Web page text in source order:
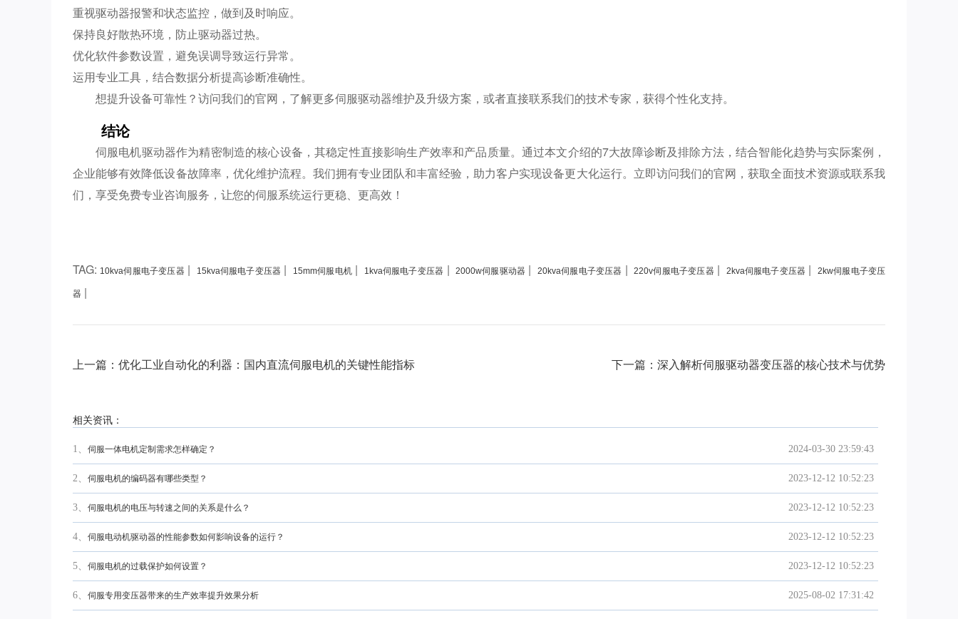
重视驱动器报警和状态监控，做到及时响应。
保持良好散热环境，防止驱动器过热。
优化软件参数设置，避免误调导致运行异常。
运用专业工具，结合数据分析提高诊断准确性。
想提升设备可靠性？访问我们的官网，了解更多伺服驱动器维护及升级方案，或者直接联系我们的技术专家，获得个性化支持。
结论
伺服电机驱动器作为精密制造的核心设备，其稳定性直接影响生产效率和产品质量。通过本文介绍的7大故障诊断及排除方法，结合智能化趋势与实际案例，
企业能够有效降低设备故障率，优化维护流程。我们拥有专业团队和丰富经验，助力客户实现设备更大化运行。立即访问我们的官网，获取全面技术资源或联系我
们，享受免费专业咨询服务，让您的伺服系统运行更稳、更高效！
TAG: 10kva伺服电子变压器| 15kva伺服电子变压器 | 15mm伺服电机| 1kva伺服电子变压器 | 2000w伺服驱动器 | 20kva伺服电子变压器 |220v伺服电子变压器| 2kva伺服电子变压器 | 2kw伺服电子变压
器 |
上一篇：优化工业自动化的利器：国内直流伺服电机的关键性能指标 下一篇：深入解析伺服驱动器变压器的核心技术与优势
相关资讯：
2024-03-30 23:59:43
1、 伺服一体电机定制需求怎样确定？
2023-12-12 10:52:23
2、 伺服电机的编码器有哪些类型？
2023-12-12 10:52:23
3、 伺服电机的电压与转速之间的关系是什么？
2023-12-12 10:52:23
4、 伺服电动机驱动器的性能参数如何影响设备的运行？
2023-12-12 10:52:23
5、 伺服电机的过载保护如何设置？
2025-08-02 17:31:42
6、 伺服专用变压器带来的生产效率提升效果分析